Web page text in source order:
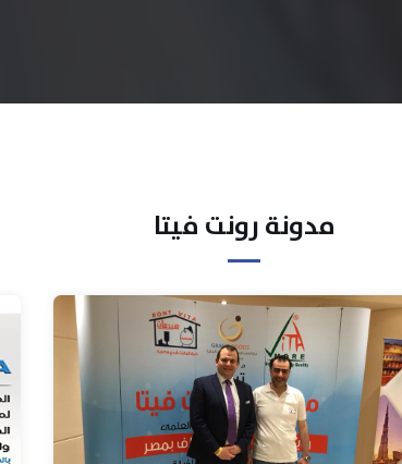
مدونة رونت فيتا